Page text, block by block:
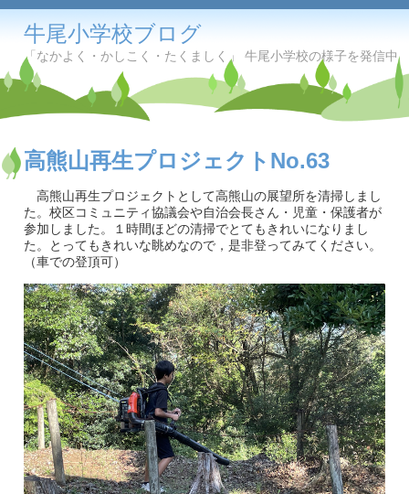
牛尾小学校ブログ
「なかよく・かしこく・たくましく」 牛尾小学校の様子を発信中
高熊山再生プロジェクトNo.63
高熊山再生プロジェクトとして高熊山の展望所を清掃しまし
た。校区コミュニティ協議会や自治会長さん・児童・保護者が
参加しました。１時間ほどの清掃でとてもきれいになりまし
た。とってもきれいな眺めなので，是非登ってみてください。
（車での登頂可）